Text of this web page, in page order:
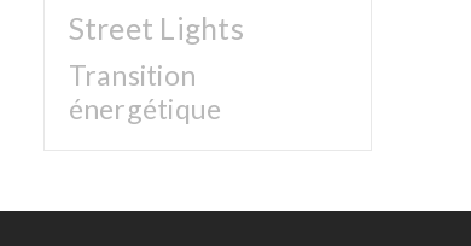
Street Lights
Transition
énergétique